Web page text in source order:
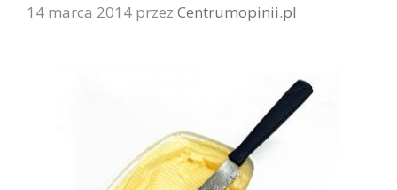
14 marca 2014 przez Centrumopinii.pl